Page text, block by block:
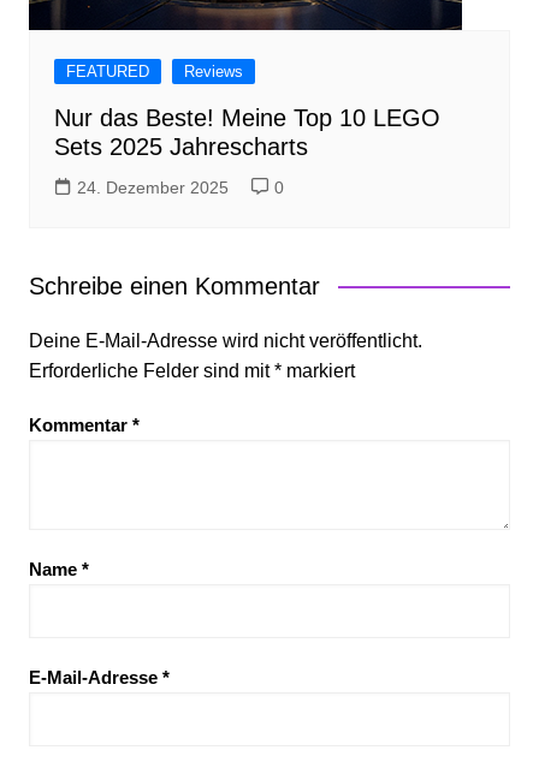
FEATURED Reviews
Nur das Beste! Meine Top 10 LEGO
Sets 2025 Jahrescharts
24. Dezember 2025 0
Schreibe einen Kommentar
Deine E-Mail-Adresse wird nicht veröffentlicht.
Erforderliche Felder sind mit*markiert
Kommentar *
Name *
E-Mail-Adresse *